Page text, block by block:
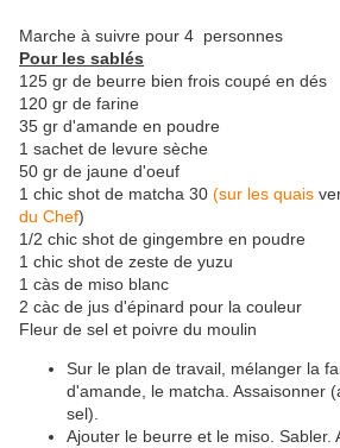
Marche à suivre pour 4 personnes
Pour les sablés
125 gr de beurre bien frois coupé en dés
120 gr de farine
35 gr d'amande en poudre
1 sachet de levure sèche
50 gr de jaune d'oeuf
1 chic shot de matcha 30 (sur les quais
du Chef)
1/2 chic shot de gingembre en poudre
1 chic shot de zeste de yuzu
1 càs de miso blanc
2 càc de jus d'épinard pour la couleur
Fleur de sel et poivre du moulin
Sur le plan de travail, mélanger la
d'amande, le matcha. Assaisonner
sel).
Ajouter le beurre et le miso. Sabler.